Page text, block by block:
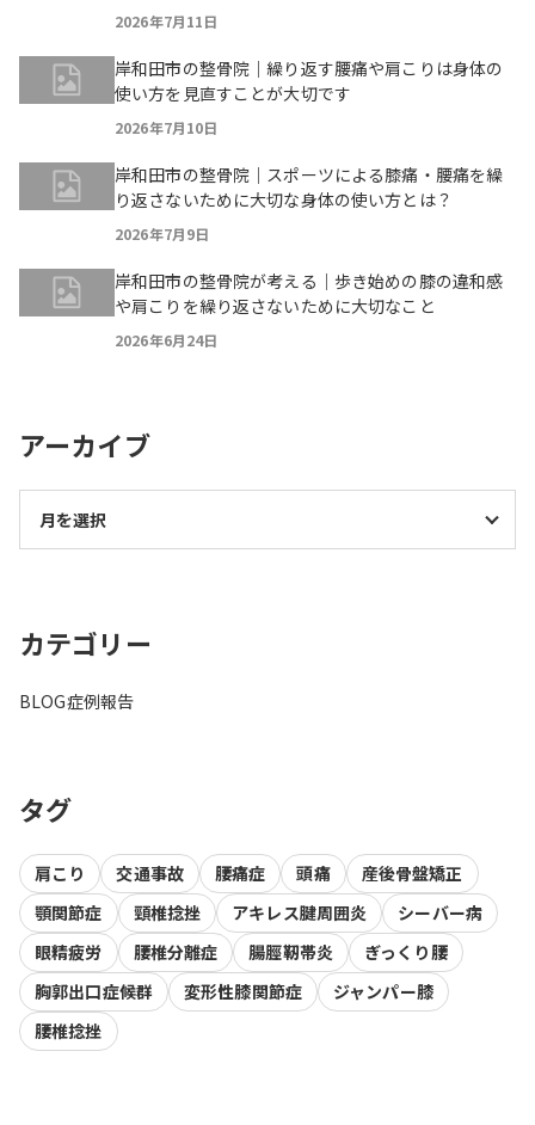
2026年7月11日
岸和田市の整骨院｜繰り返す腰痛や肩こりは身体の
使い方を見直すことが大切です
2026年7月10日
岸和田市の整骨院｜スポーツによる膝痛・腰痛を繰
り返さないために大切な身体の使い方とは？
2026年7月9日
岸和田市の整骨院が考える｜歩き始めの膝の違和感
や肩こりを繰り返さないために大切なこと
2026年6月24日
アーカイブ
カテゴリー
BLOG症例報告
タグ
肩こり 交通事故 腰痛症 頭痛
産後骨盤矯正
顎関節症
頸椎捻挫 アキレス腱周囲炎
シーバー病
眼精疲労
腰椎分離症 腸脛靭帯炎
ぎっくり腰
胸郭出口症候群
変形性膝関節症
ジャンパー膝
腰椎捻挫